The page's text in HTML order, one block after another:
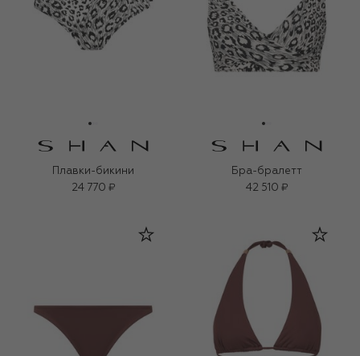
Плавки-бикини
24 770 ₽
Бра-бралетт
42 510 ₽